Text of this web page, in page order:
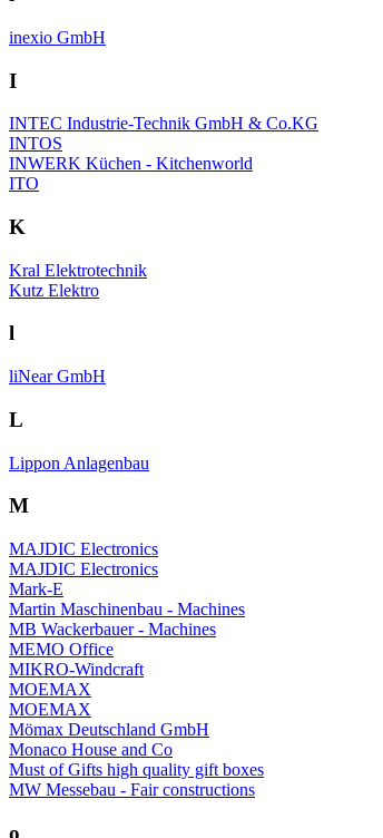
inexio GmbH
I
INTEC Industrie-Technik GmbH & Co.KG
INTOS
INWERK Küchen - Kitchenworld
ITO
K
Kral Elektrotechnik
Kutz Elektro
l
liNear GmbH
L
Lippon Anlagenbau
M
MAJDIC Electronics
MAJDIC Electronics
Mark-E
Martin Maschinenbau - Machines
MB Wackerbauer - Machines
MEMO Office
MIKRO-Windcraft
MOEMAX
MOEMAX
Mömax Deutschland GmbH
Monaco House and Co
Must of Gifts high quality gift boxes
MW Messebau - Fair constructions
o